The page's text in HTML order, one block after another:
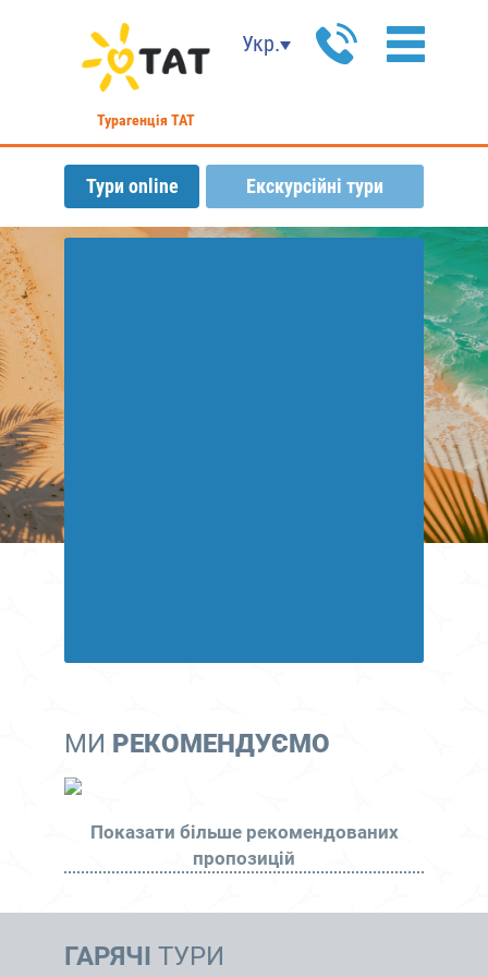
Укр.
Турагенція ТАТ
Тури online Екскурсійні тури
МИ РЕКОМЕНДУЄМО
Показати більше рекомендованих
пропозицій
ГАРЯЧІ